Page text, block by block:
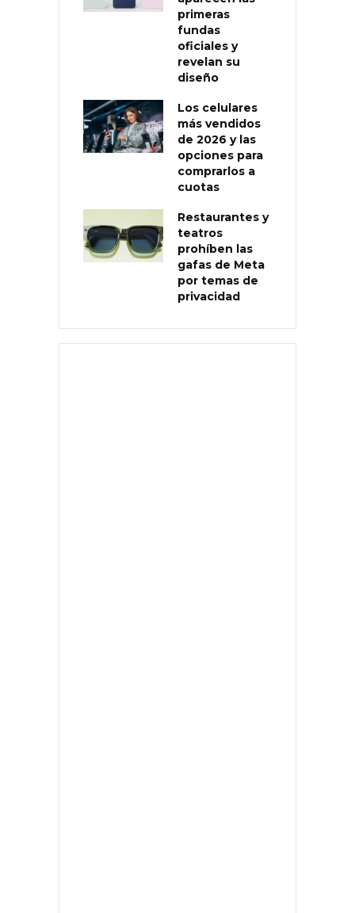
primeras
fundas
oficiales y
revelan su
diseño
Los celulares
más vendidos
de 2026 y las
opciones para
comprarlos a
cuotas
Restaurantes y
teatros
prohíben las
gafas de Meta
por temas de
privacidad